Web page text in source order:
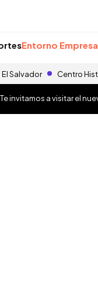
Entorno
Salvador Centro
. Te invitamos a visitar el